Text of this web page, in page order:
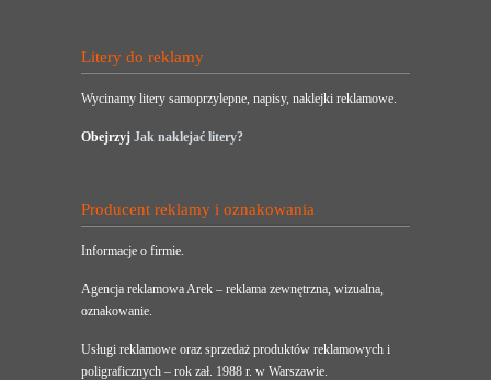
Litery do reklamy
Wycinamy litery samoprzylepne, napisy, naklejki reklamowe.
Obejrzyj Jak naklejać litery?
Producent reklamy i oznakowania
Informacje o firmie.
Agencja reklamowa Arek – reklama zewnętrzna, wizualna,
oznakowanie.
Usługi reklamowe oraz sprzedaż produktów reklamowych i
poligraficznych – rok zał. 1988 r. w Warszawie.